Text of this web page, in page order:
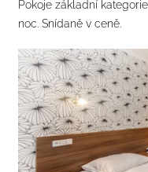
Pokoje základní
noc. Snídaně v ceně.